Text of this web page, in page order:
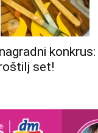
konkrus:
set!